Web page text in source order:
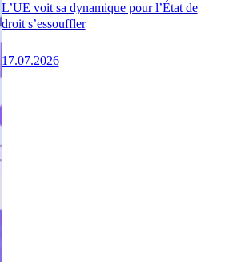
L’UE voit sa dynamique pour l’État de
droit s’essouffler
17.07.2026